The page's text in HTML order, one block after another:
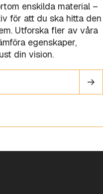
enskilda material –
för att du ska hitta den
Utforska fler av våra
egenskaper,
din vision.